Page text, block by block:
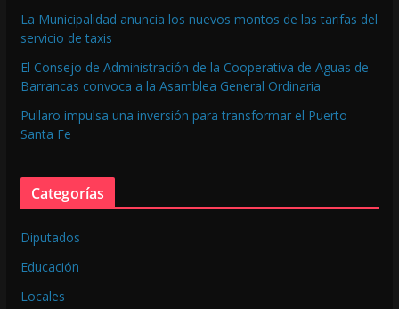
La Municipalidad anuncia los nuevos montos de las tarifas del
servicio de taxis
El Consejo de Administración de la Cooperativa de Aguas de
Barrancas convoca a la Asamblea General Ordinaria
Pullaro impulsa una inversión para transformar el Puerto
Santa Fe
Categorías
Diputados
Educación
Locales